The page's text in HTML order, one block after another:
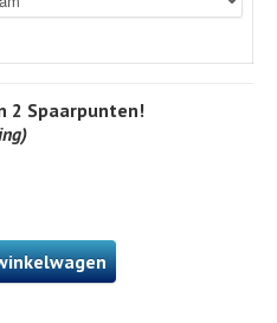
2 Spaarpunten!